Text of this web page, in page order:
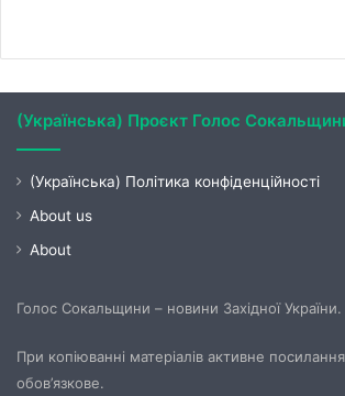
(Українська) Проєкт Голос
(Українська) Політика конфіденційності
About us
About
Голос Сокальщини – новини Західної України.
При копіюванні матеріалів активне
обов’язкове.